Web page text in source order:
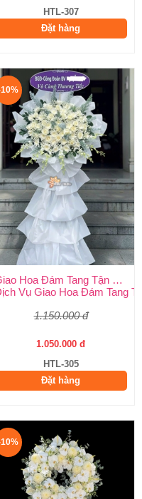
HTL-307
Đặt hàng
Tế, Kính Viếng Trang
Giao Hoa Đám Tang Tận Nơi Toàn Quốc
Vụ Giao Hoa Đám Tang
1.150.000 đ
1.050.000 đ
HTL-305
Đặt hàng